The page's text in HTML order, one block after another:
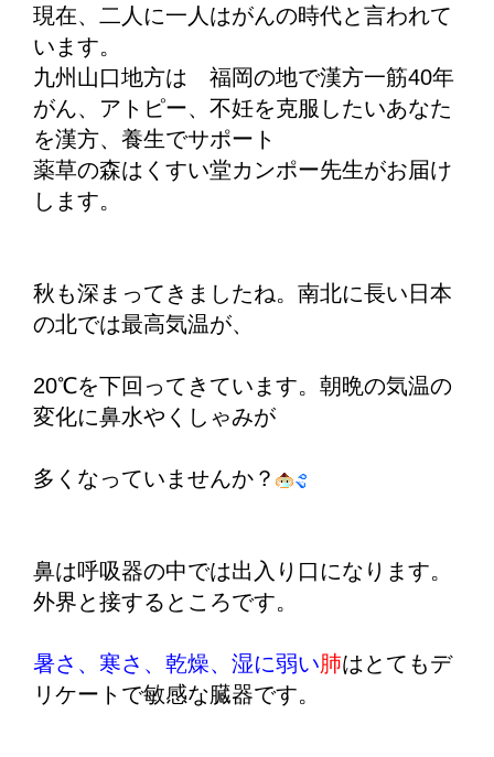
現在、二人に一人はがんの時代と言われて
います。
九州山口地方は 福岡の地で漢方一筋40年
がん、アトピー、不妊を克服したいあなた
を漢方、養生でサポート
薬草の森はくすい堂カンポー先生がお届け
します。
秋も深まってきましたね。南北に長い日本
の北では最高気温が、
20℃を下回ってきています。朝晩の気温の
変化に鼻水やくしゃみが
多くなっていませんか？
鼻は呼吸器の中では出入り口になります。
外界と接するところです。
暑さ、寒さ、乾燥、湿に弱い肺はとてもデ
リケートで敏感な臓器です。